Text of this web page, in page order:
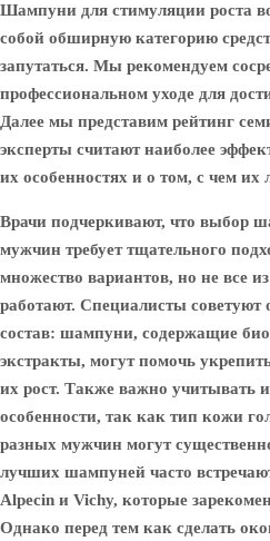
Шампуни для стимуляции роста
собой обширную категорию
запутаться. Мы рекомендуем
профессиональном уходе для
Далее мы представим рейтинг
эксперты считают наиболее
их особенностях и о том, с чем
Врачи подчеркивают, что выбор
мужчин требует тщательного
множество вариантов, но не все
работают. Специалисты
состав: шампуни, содержащие
экстракты, могут помочь
их рост. Также важно учитывать
особенности, так как тип кожи
разных мужчин могут
лучших шампуней часто
Alpecin и Vichy, которые
Однако перед тем как сделать